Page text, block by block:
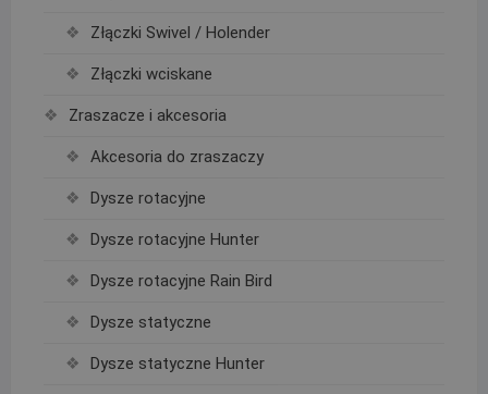
Złączki Swivel / Holender
Złączki wciskane
Zraszacze i akcesoria
Akcesoria do zraszaczy
Dysze rotacyjne
Dysze rotacyjne Hunter
Dysze rotacyjne Rain Bird
Dysze statyczne
Dysze statyczne Hunter